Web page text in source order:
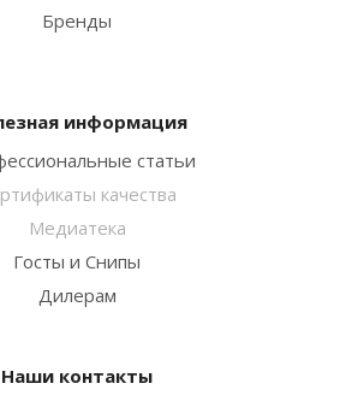
Бренды
информация
статьи
качества
Медиатека
Госты и Снипы
Дилерам
Наши контакты